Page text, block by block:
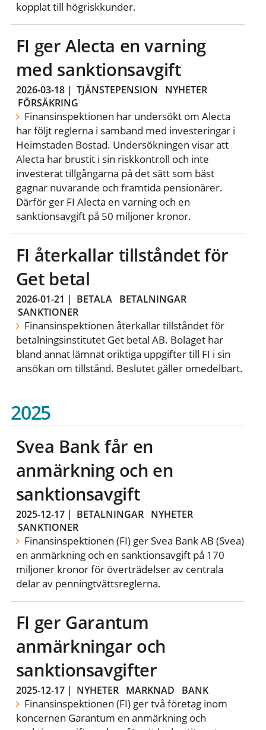
kopplat till högriskkunder.
FI ger Alecta en varning
med sanktionsavgift
2026-03-18| TJÄNSTEPENSION
NYHETER
FÖRSÄKRING
Finansinspektionen har undersökt om Alecta
har följt reglerna i samband med investeringar i
Heimstaden Bostad. Undersökningen visar att
Alecta har brustit i sin riskkontroll och inte
investerat tillgångarna på det sätt som bäst
gagnar nuvarande och framtida pensionärer.
Därför ger FI Alecta en varning och en
sanktionsavgift på 50 miljoner kronor.
FI återkallar tillståndet för
Get betal
2026-01-21 | BETALA
BETALNINGAR
SANKTIONER
Finansinspektionen återkallar tillståndet för
betalningsinstitutet Get betal AB. Bolaget har
bland annat lämnat oriktiga uppgifter till FI i sin
ansökan om tillstånd. Beslutet gäller omedelbart.
2025
Svea Bank får en
anmärkning och en
sanktionsavgift
2025-12-17| BETALNINGAR
NYHETER
SANKTIONER
Finansinspektionen (FI) ger Svea Bank AB (Svea)
en anmärkning och en sanktionsavgift på 170
miljoner kronor för överträdelser av centrala
delar av penningtvättsreglerna.
FI ger Garantum
anmärkningar och
sanktionsavgifter
2025-12-17| NYHETER MARKNAD BANK
Finansinspektionen (FI) ger två företag inom
koncernen Garantum en anmärkning och